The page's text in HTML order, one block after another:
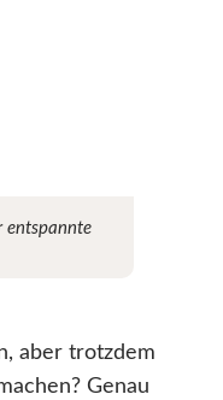
entspannte
aber trotzdem
Genau